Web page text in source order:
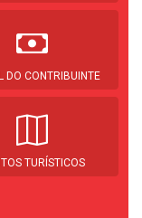
DO CONTRIBUINTE
TURÍSTICOS